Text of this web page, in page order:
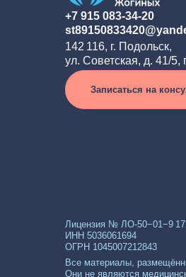
Лицензия № ЛО-50−01−9
ИНН 5036061694
ОГРН 1045007212843
Все материалы,
Они не являются
+7 915 083-34-20
142 116, г. Подольск,
ул. Советская, д. 41/5,
Записаться на